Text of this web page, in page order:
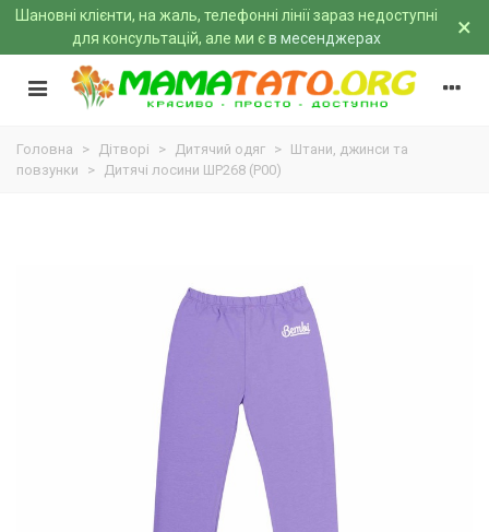
Шановні клієнти, на жаль, телефонні лінії зараз недоступні
для консультацій, але ми єв месенджерах ×
Головна > Дітворі > Дитячий одяг > Штани, джинси та
повзунки
> Дитячі лосини ШР268 (P00)